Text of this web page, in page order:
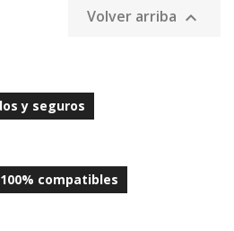
Volver arriba 
y seguros
compatibles